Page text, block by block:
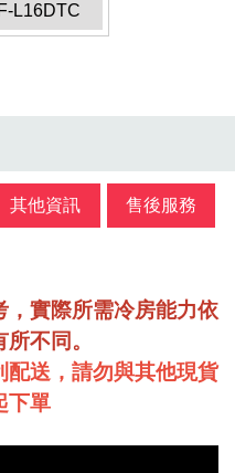
L16DTC
其他資訊 售後服務
，實際所需冷房能力依
不同。
配送，請勿與其他現貨
下單